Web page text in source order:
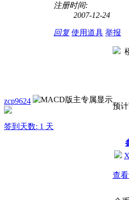
注册时间:
2007-12-24
回复 使用道具 举报
zcp9624
签到天数: 1 天
预
查